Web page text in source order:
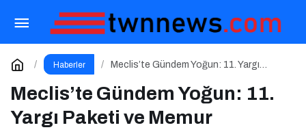
Haberler
Meclis’te Gündem Yoğun: 11. Yargı
Meclis’te Gündem Yoğun: 11.
Yargı Paketi ve Memur
Marketing Haber Yayın Hayatına Başladı
Yorum Yap